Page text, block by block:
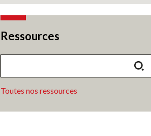
Ressources
Toutes nos ressources